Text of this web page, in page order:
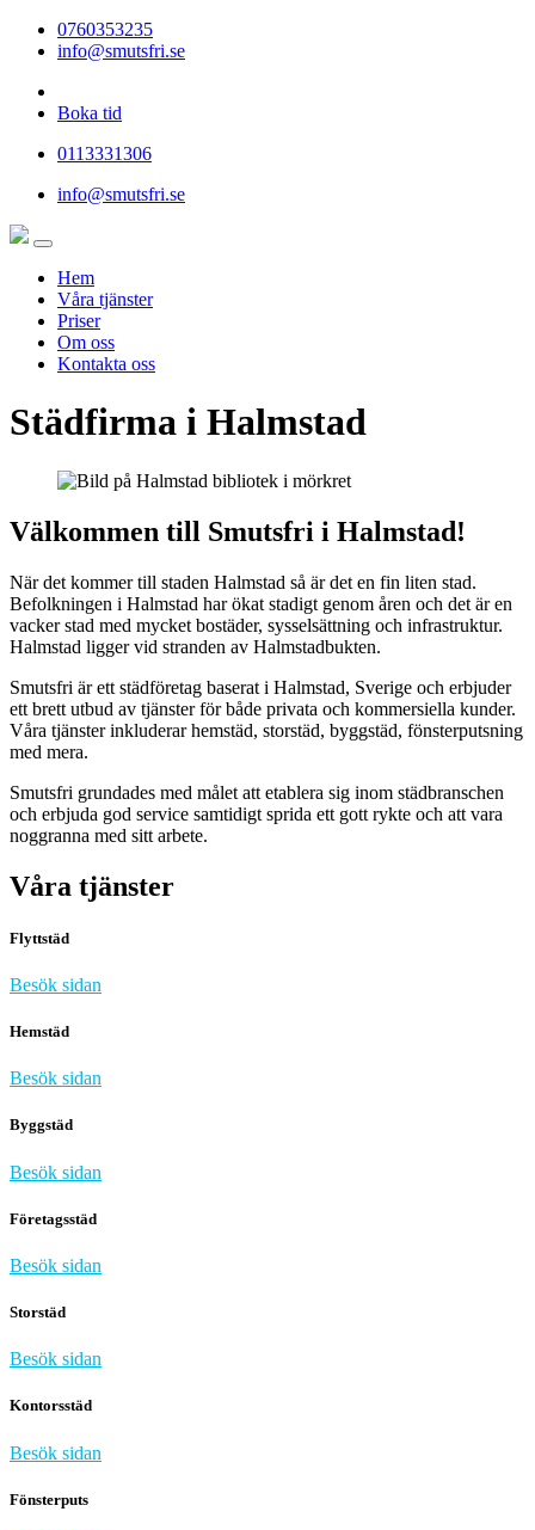
0760353235
info@smutsfri.se
Boka tid
0113331306
info@smutsfri.se
Hem
Våra tjänster
Priser
Om oss
Kontakta oss
Städfirma i Halmstad
Välkommen till Smutsfri i Halmstad!
När det kommer till staden Halmstad så är det en fin liten stad.
Befolkningen i Halmstad har ökat stadigt genom åren och det är en
vacker stad med mycket bostäder, sysselsättning och infrastruktur.
Halmstad ligger vid stranden av Halmstadbukten.
Smutsfri är ett städföretag baserat i Halmstad, Sverige och erbjuder
ett brett utbud av tjänster för både privata och kommersiella kunder.
Våra tjänster inkluderar hemstäd, storstäd, byggstäd, fönsterputsning
med mera.
Smutsfri grundades med målet att etablera sig inom städbranschen
och erbjuda god service samtidigt sprida ett gott rykte och att vara
noggranna med sitt arbete.
Våra tjänster
Flyttstäd
Besök sidan
Hemstäd
Besök sidan
Byggstäd
Besök sidan
Företagsstäd
Besök sidan
Storstäd
Besök sidan
Kontorsstäd
Besök sidan
Fönsterputs